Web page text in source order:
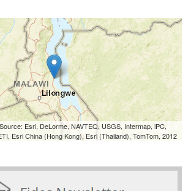
Esri, DeLorme, NAVTEQ, USGS, Intermap, iPC,
Esri China (Hong Kong), Esri (Thailand), TomTom, 2012